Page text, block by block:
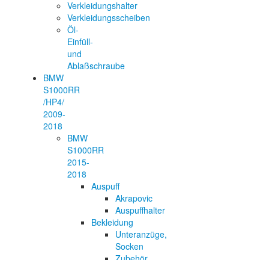
Verkleidungshalter
Verkleidungsscheiben
Öl-
Einfüll-
und
Ablaßschraube
BMW
S1000RR
/HP4/
2009-
2018
BMW
S1000RR
2015-
2018
Auspuff
Akrapovic
Auspuffhalter
Bekleidung
Unteranzüge,
Socken